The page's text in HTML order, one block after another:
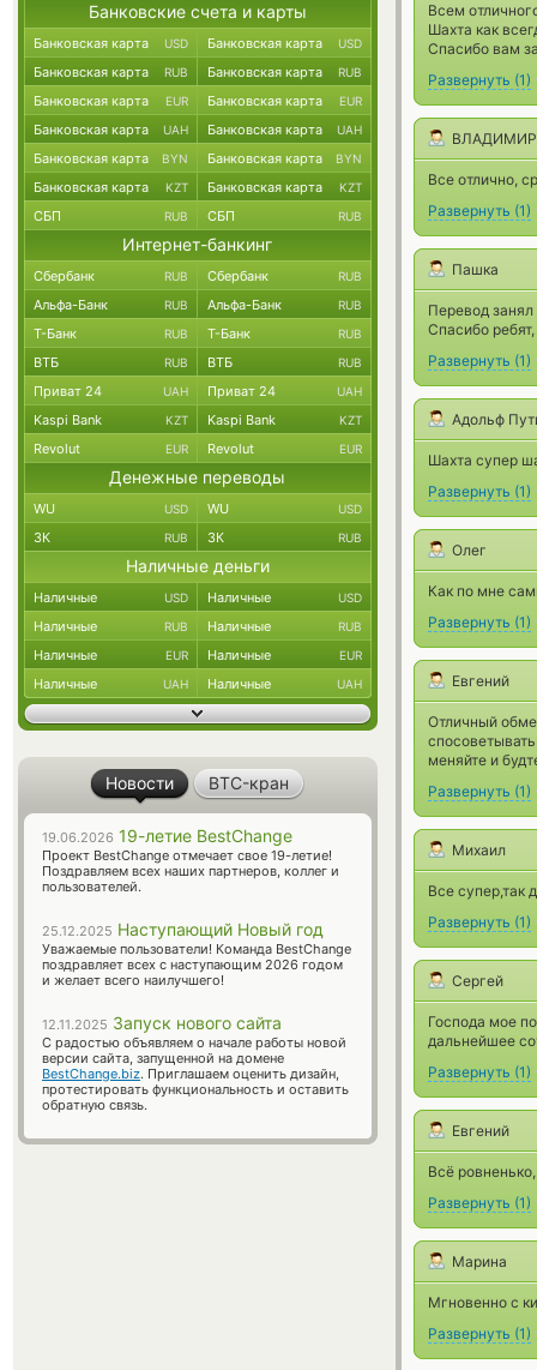
Всем
Шахта как
Спасибо вам
Развернуть (1)
ВЛАДИМИР
Все отлично,
Развернуть (1)
Пашка
Перевод
Спасибо
Развернуть (1)
Адольф
Шахта супер
Развернуть (1)
Олег
Как по мне
Развернуть (1)
Евгений
Отличный
меняйте и
Развернуть (1)
Михаил
Все супер,так
Развернуть (1)
Сергей
Господа мое
дальнейшее
Развернуть (1)
Евгений
Всё
Развернуть (1)
Марина
Мгновенно с
Развернуть (1)
Банковские счета и карты
Банковская карта USD Банковская карта USD
Банковская карта RUB Банковская карта RUB
Банковская карта EUR Банковская карта EUR
Банковская карта UAH Банковская карта UAH
Банковская карта BYN Банковская карта BYN
Банковская карта KZT Банковская карта KZT
СБП RUB СБП RUB
Интернет-банкинг
Сбербанк RUB Сбербанк RUB
Альфа-Банк RUB Альфа-Банк RUB
Т-Банк RUB Т-Банк RUB
ВТБ RUB ВТБ RUB
Приват 24 UAH Приват 24 UAH
Kaspi Bank KZT Kaspi Bank KZT
Revolut EUR Revolut EUR
Денежные переводы
WU USD WU USD
ЗК RUB ЗК RUB
Наличные деньги
Наличные USD Наличные USD
Наличные RUB Наличные RUB
Наличные EUR Наличные EUR
Наличные UAH Наличные UAH
Новости BTC-кран
19.06.2026 19-летие BestChange
Проект BestChange отмечает свое 19-летие!
Поздравляем всех наших партнеров, коллег и
пользователей.
25.12.2025 Наступающий Новый год
Уважаемые пользователи! Команда BestChange
поздравляет всех с наступающим 2026 годом
и желает всего наилучшего!
12.11.2025 Запуск нового сайта
С радостью объявляем о начале работы новой
версии сайта, запущенной на домене
BestChange.biz. Приглашаем оценить дизайн,
протестировать функциональность и оставить
обратную связь.